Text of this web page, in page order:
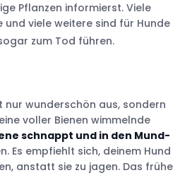
Pflanzen informierst. Viele
viele weitere sind für Hunde
zum Tod führen.
nur wunderschön aus, sondern
voller Bienen wimmelnde
schnappt und in den Mund-
Es empfiehlt sich, deinem Hund
anstatt sie zu jagen. Das frühe